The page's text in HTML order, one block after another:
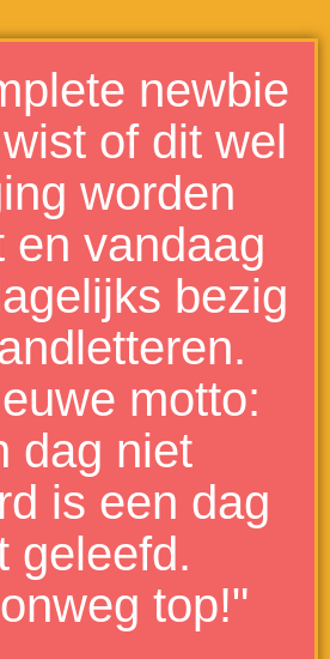
newbie
of dit wel
worden
en vandaag
bezig
motto:
dag niet
is een dag
geleefd.
top!"